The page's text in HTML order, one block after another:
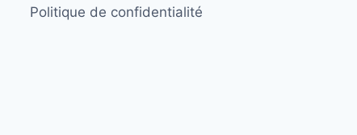
Politique de confidentialité